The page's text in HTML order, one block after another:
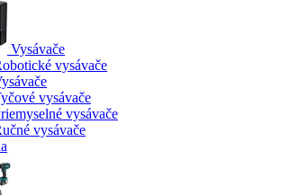
Vysávače
vysávače
vysávače
vysávače
vysávače